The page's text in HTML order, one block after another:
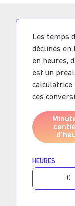
Les temps
déclinés en
en heures,
est un
calculatrice
ces
HEURES